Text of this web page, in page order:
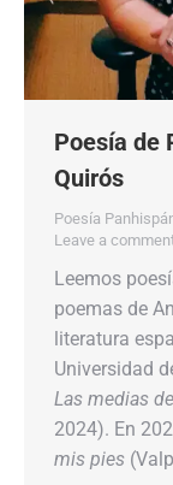
Poesía de
Quirós
Poesía
Leave a
Leemos
poemas de
literatura
Universidad
Las medias
2024). En
mis pies